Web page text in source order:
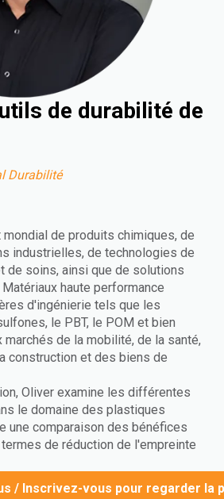
de durabilité de
Durabilité
mondial de produits chimiques, de
industrielles, de technologies de
de soins, ainsi que de solutions
haute performance
d'ingénierie tels que les
le PBT, le POM et bien
de la mobilité, de la santé,
construction et des biens de
Oliver examine les différentes
le domaine des plastiques
une comparaison des bénéfices
de réduction de l'empreinte
/ Inscrivez-vous pour regarder la